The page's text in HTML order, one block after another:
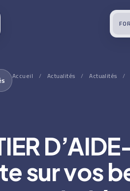
Accueil / Actualités / Actualités /
sur vos